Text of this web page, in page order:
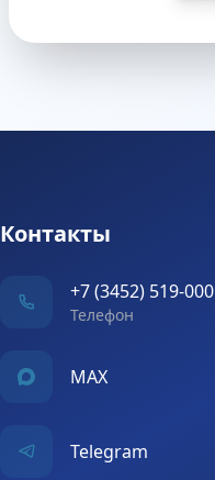
Контакты
+7 (3452) 519-000
Телефон
MAX
Telegram